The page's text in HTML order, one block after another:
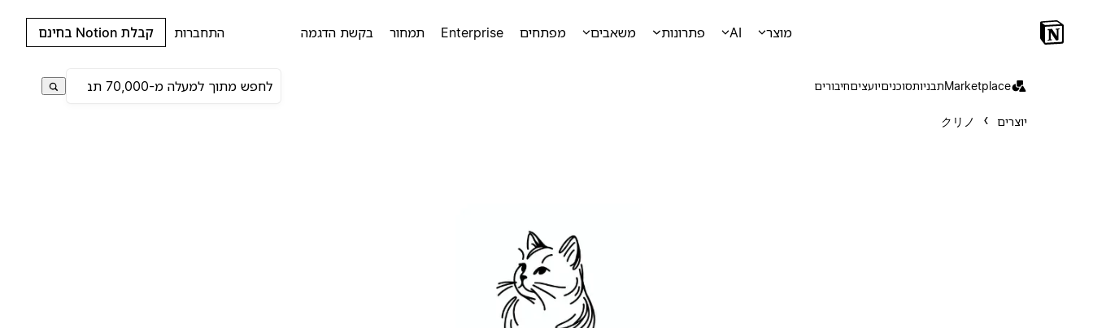
מוצר AI פתרונות משאבים מפתחים Enterprise תמחור בקשת הדגמה התחברות קבלת Notion בחינם
Marketplaceתבניותסוכניםיועציםחיבורים
יוצרים クリノ